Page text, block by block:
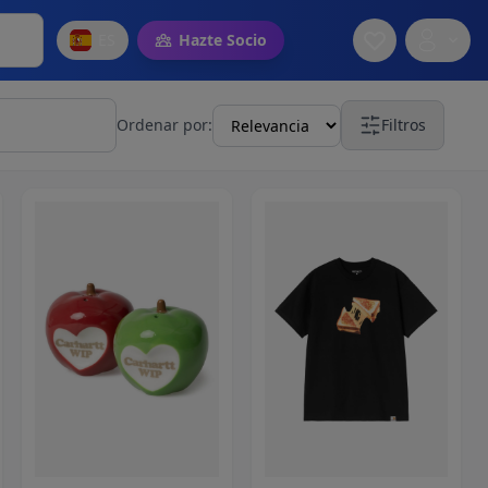
Hazte Socio
Ordenar por: Filtros